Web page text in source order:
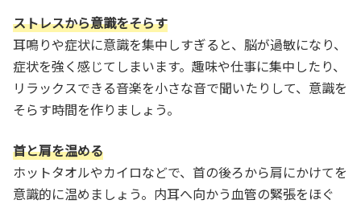
ストレスから意識をそらす
耳鳴りや症状に意識を集中しすぎると、脳が過敏になり、
症状を強く感じてしまいます。趣味や仕事に集中したり、
リラックスできる音楽を小さな音で聞いたりして、意識を
そらす時間を作りましょう。
首と肩を温める
ホットタオルやカイロなどで、首の後ろから肩にかけてを
意識的に温めましょう。内耳へ向かう血管の緊張をほぐ